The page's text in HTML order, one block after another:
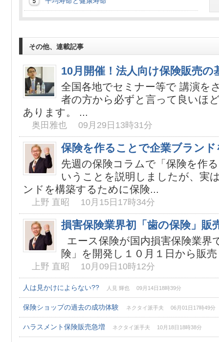
その他、連載記事
10月開催！法人向け保険販売の
全国各地でセミナー等で 講演を
者の方から必ずと言って良いほ
あります。 ...
奥田雅也 09月29日13時31分
保険を作ることで企業ブラン
先週の保険コラムで「保険を作
いうことを説明しましたが、実
ンドを構築するために保険...
上野 直昭 10月15日17時34分
損害保険業界初「歯の保険」販
エース保険が国内損害保険業界
険」を開発し１０月１日から販
上野 直昭 10月09日10時12分
人は見かけによらない?? 人見 輝也 09月14日18時39分
保険ショップの過去の成功体験 ネクタイ派手夫 06月01日17時49分
ハラスメント保険販売急増 ネクタイ派手夫 10月18日18時38分